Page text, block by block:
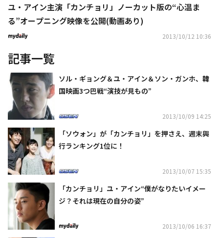
ユ・アイン主演「カンチョリ」ノーカット版の“心温ま
る”オープニング映像を公開(動画あり)
2013/10/12 10:36
記事一覧
ソル・ギョング＆ユ・アイン＆ソン・ガンホ、韓
国映画3つ巴戦“演技が見もの”
2013/10/09 14:25
「ソウォン」が「カンチョリ」を押さえ、週末興
行ランキング1位に！
2013/10/07 15:35
「カンチョリ」ユ・アイン“僕がなりたいイメー
ジ？それは現在の自分の姿”
2013/10/06 16:37